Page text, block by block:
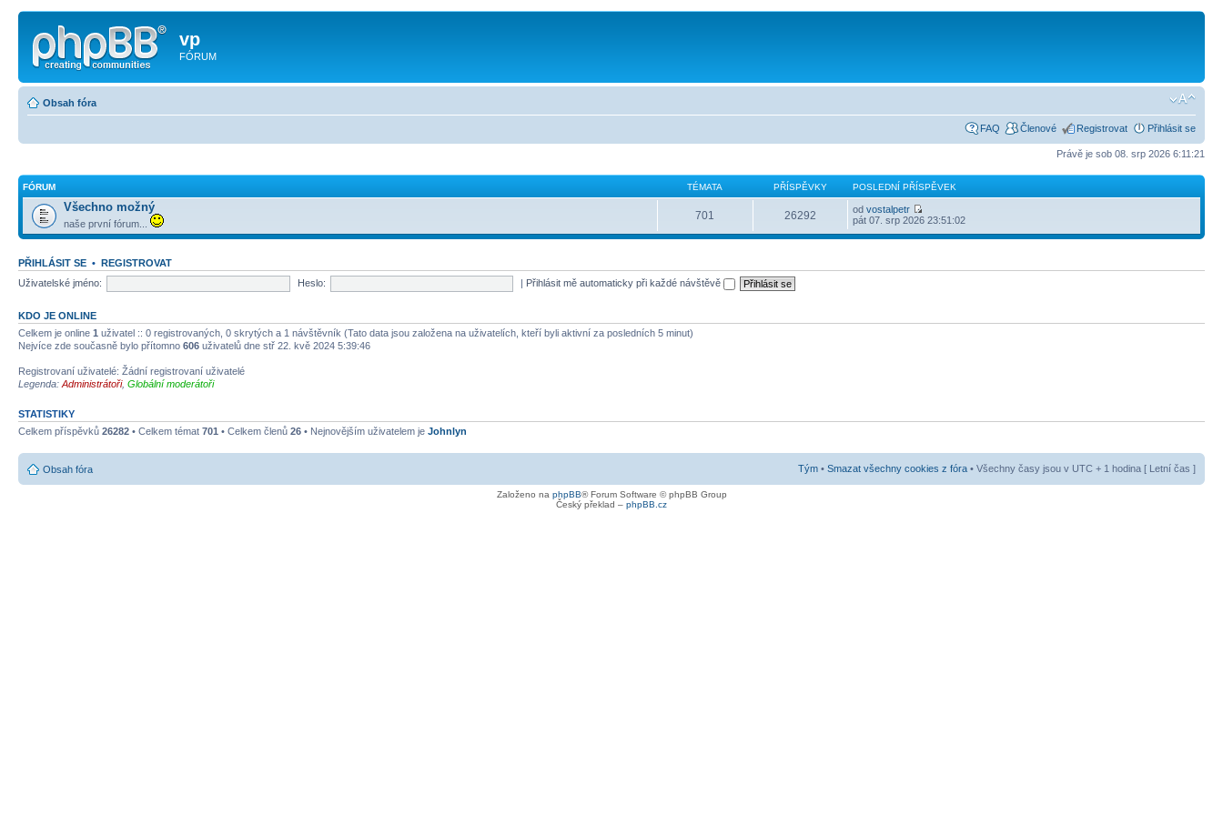
vp
FÓRUM
Obsah fóra
FAQ Členové Registrovat Přihlásit se
Právě je sob 08. srp 2026 6:11:21
FÓRUM TÉMATA PŘÍSPĚVKY POSLEDNÍ PŘÍSPĚVEK
Všechno možný
naše první fórum...
701 26292 odvostalpetr
pát 07. srp 2026 23:51:02
PŘIHLÁSIT SE • REGISTROVAT
Uživatelské jméno:
Heslo: | Přihlásit mě automaticky při každé návštěvě
KDO JE ONLINE
Celkem je online 1 uživatel :: 0 registrovaných, 0 skrytých a 1 návštěvník (Tato data jsou založena na uživatelích, kteří byli aktivní za posledních 5 minut)
Nejvíce zde současně bylo přítomno 606 uživatelů dne stř 22. kvě 2024 5:39:46
Registrovaní uživatelé: Žádní registrovaní uživatelé
Legenda: Administrátoři, Globální moderátoři
STATISTIKY
Celkem příspěvků 26282 • Celkem témat 701 • Celkem členů 26 • Nejnovějším uživatelem je Johnlyn
Obsah fóra Tým • Smazat všechny cookies z fóra • Všechny časy jsou v UTC + 1 hodina [ Letní čas ]
Založeno na phpBB® Forum Software © phpBB Group
Český překlad – phpBB.cz